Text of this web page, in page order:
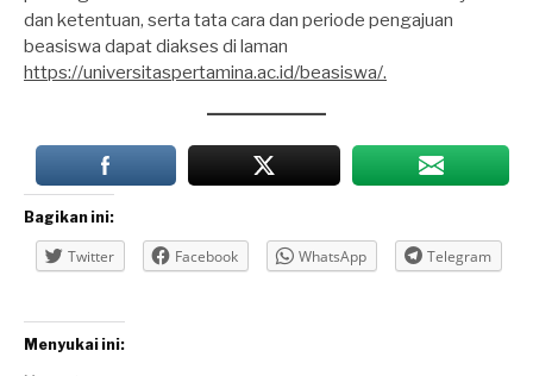
dan ketentuan, serta tata cara dan periode pengajuan
beasiswa dapat diakses di laman
https://universitaspertamina.ac.id/beasiswa/.
Bagikan ini:
Twitter Facebook WhatsApp Telegram
Menyukai ini: